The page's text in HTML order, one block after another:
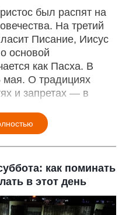
был распят на
На третий
Писание, Иисус
основой
как Пасха. В
мая. О традициях
и запретах — в
как поминать
в этот день